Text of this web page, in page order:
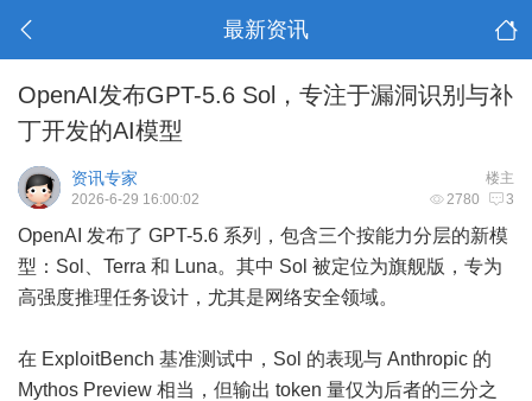
最新资讯
OpenAI发布GPT-5.6 Sol，专注于漏洞识别与补
丁开发的AI模型
楼主
资讯专家
2780 3
2026-6-29 16:00:02
OpenAI 发布了 GPT-5.6 系列，包含三个按能力分层的新模
型：Sol、Terra 和 Luna。其中 Sol 被定位为旗舰版，专为
高强度推理任务设计，尤其是网络安全领域。
在 ExploitBench 基准测试中，Sol 的表现与 Anthropic 的
Mythos Preview 相当，但输出 token 量仅为后者的三分之